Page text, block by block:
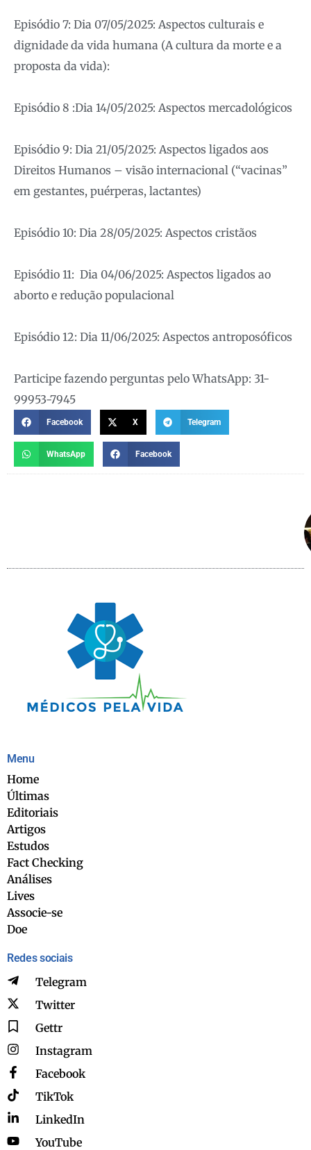
Episódio 7: Dia 07/05/2025: Aspectos culturais e
dignidade da vida humana (A cultura da morte e a
proposta da vida):
Episódio 8 :Dia 14/05/2025: Aspectos mercadológicos
Episódio 9: Dia 21/05/2025: Aspectos ligados aos
Direitos Humanos – visão internacional (“vacinas”
em gestantes, puérperas, lactantes)
Episódio 10: Dia 28/05/2025: Aspectos cristãos
Episódio 11: Dia 04/06/2025: Aspectos ligados ao
aborto e redução populacional
Episódio 12: Dia 11/06/2025: Aspectos antroposóficos
Participe fazendo perguntas pelo WhatsApp: 31-
99953-7945
Facebook X Telegram
WhatsApp Facebook
Menu
Home
Últimas
Editoriais
Artigos
Estudos
Fact Checking
Análises
Lives
Associe-se
Doe
Redes sociais
Telegram
Twitter
Gettr
Instagram
Facebook
TikTok
LinkedIn
YouTube